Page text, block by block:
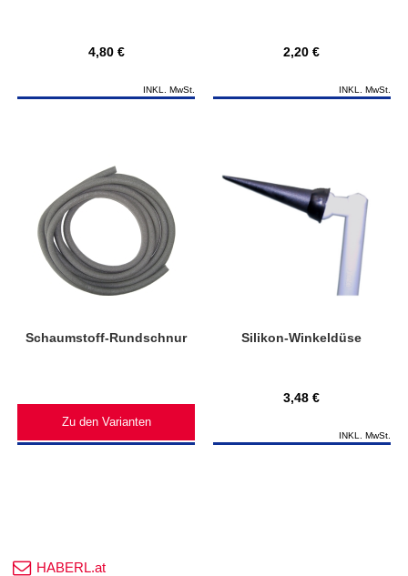
4,80 €
INKL. MwSt.
2,20 €
INKL. MwSt.
Schaumstoff-Rundschnur
Zu den Varianten
Silikon-Winkeldüse
3,48 €
INKL. MwSt.
HABERL.at